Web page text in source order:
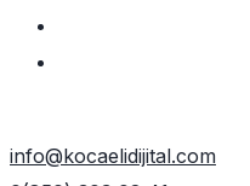
info@kocaelidijital.com